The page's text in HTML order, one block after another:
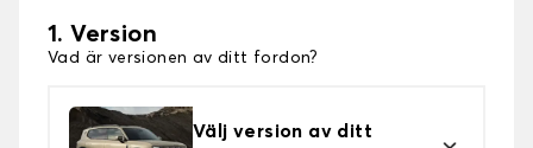
1. Version
Vad är versionen av ditt fordon?
Välj version av ditt